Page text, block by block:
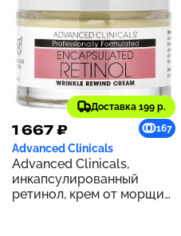
Доставка 199 р.
1 667 ₽ 167
Advanced Clinicals
Advanced Clinicals,
инкапсулированный
ретинол, крем от морщин,